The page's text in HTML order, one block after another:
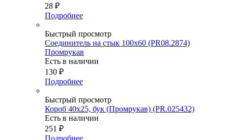
28 ₽
Подробнее
Быстрый просмотр
Соединитель на стык 100х60 (PR08.2874)
Промрукав
Есть в наличии
130 ₽
Подробнее
Быстрый просмотр
Короб 40х25, бук (Промрукав) (PR.025432)
Есть в наличии
251 ₽
Подробнее